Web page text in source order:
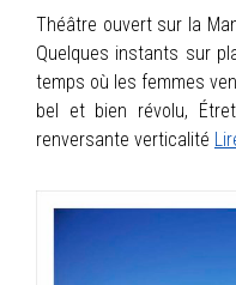
Théâtre ouvert sur la
Quelques instants sur
temps où les femmes
bel et bien révolu,
renversante verticalité